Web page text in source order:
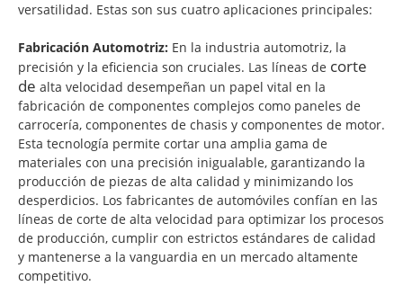
versatilidad. Estas son sus cuatro aplicaciones principales:
Fabricación Automotriz: En la industria automotriz, la
precisión y la eficiencia son cruciales. Las líneas de corte
de alta velocidad desempeñan un papel vital en la
fabricación de componentes complejos como paneles de
carrocería, componentes de chasis y componentes de motor.
Esta tecnología permite cortar una amplia gama de
materiales con una precisión inigualable, garantizando la
producción de piezas de alta calidad y minimizando los
desperdicios. Los fabricantes de automóviles confían en las
líneas de corte de alta velocidad para optimizar los procesos
de producción, cumplir con estrictos estándares de calidad
y mantenerse a la vanguardia en un mercado altamente
competitivo.